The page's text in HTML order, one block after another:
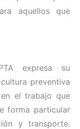
aquellos que
expresa su
preventiva
el trabajo que
forma particular
y transporte.